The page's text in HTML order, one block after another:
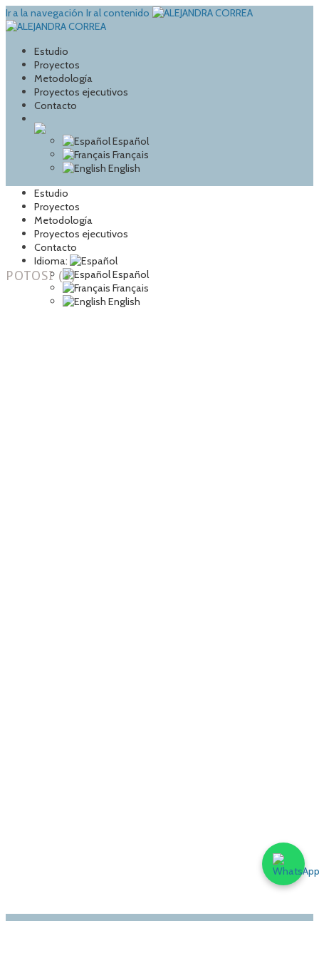
Ir a la navegación Ir al contenido
Estudio
Proyectos
Metodología
Proyectos ejecutivos
Contacto
Español
Français
English
Estudio
Proyectos
Metodología
Proyectos ejecutivos
Contacto
Idioma:
Español
Français
English
POTOSI (3)